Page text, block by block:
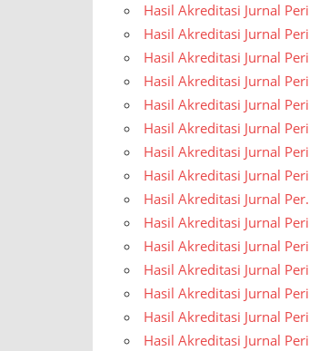
Hasil Akreditasi Jurnal
Hasil Akreditasi Jurnal
Hasil Akreditasi Jurnal
Hasil Akreditasi Jurnal
Hasil Akreditasi Jurnal
Hasil Akreditasi Jurnal
Hasil Akreditasi Jurnal
Hasil Akreditasi Jurnal
Hasil Akreditasi Jurnal
Hasil Akreditasi Jurnal
Hasil Akreditasi Jurnal
Hasil Akreditasi Jurnal
Hasil Akreditasi Jurnal
Hasil Akreditasi Jurnal
Hasil Akreditasi Jurnal